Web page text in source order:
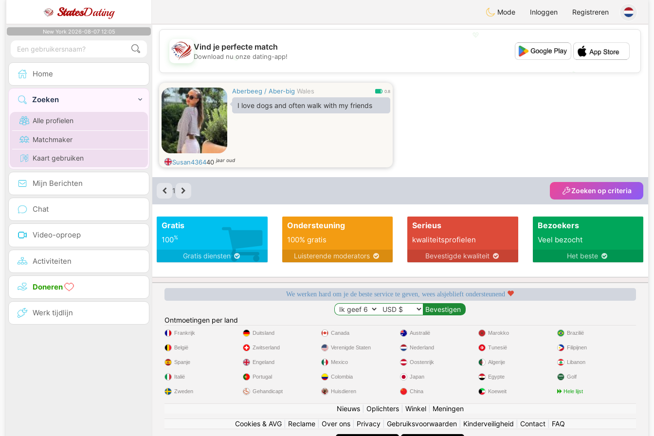
StatesDating Mode Inloggen Registreren
New York 2026-08-07 12:05
Home
Zoeken
Alle profielen
Matchmaker
Kaart gebruiken
Mijn Berichten
Chat
Video-oproep
Activiteiten
Doneren
Werk tijdlijn
💖
💕
Vind je perfecte match
Download nu onze dating-app!
Aberbeeg / Aber-big Wales 0.8
I love dogs and often walk with my friends
Susan436440jaar oud
1 Zoeken op criteria
Gratis
100%
Gratis diensten
Ondersteuning
100% gratis
Luisterende moderators
Serieus
kwaliteitsprofielen
Bevestigde kwaliteit
Bezoekers
Veel bezocht
Het beste
We werken hard om je de beste service te geven, wees alsjeblieft ondersteunend
Ontmoetingen per land
Frankrijk
België
Spanje
Italië
Zweden
Duitsland
Zwitserland
Engeland
Portugal
Gehandicapt
Canada
Verenigde Staten
Mexico
Colombia
Huisdieren
Australië
Nederland
Oostenrijk
Japan
China
Marokko
Tunesië
Algerije
Egypte
Koeweit
Brazilië
Filipijnen
Libanon
Golf
Hele lijst
Nieuws| Oplichters| Winkel| Meningen
Cookies & AVG
Reclame Over ons Privacy Gebruiksvoorwaarden Kinderveiligheid Contact FAQ